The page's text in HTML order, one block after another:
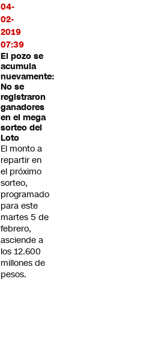
04-
02-
2019
07:39
El pozo se
acumula
nuevamente:
No se
registraron
ganadores
en el mega
sorteo del
Loto
El monto a
repartir en
el próximo
sorteo,
programado
para este
martes 5 de
febrero,
asciende a
los 12.600
millones de
pesos.